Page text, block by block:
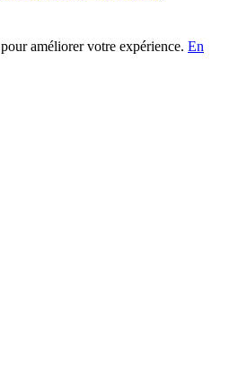
améliorer votre expérience. En